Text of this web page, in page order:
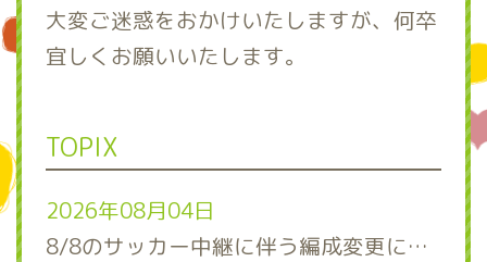
大変ご迷惑をおかけいたしますが、何卒
宜しくお願いいたします。
TOPIX
2026年08月04日
8/8のサッカー中継に伴う編成変更について